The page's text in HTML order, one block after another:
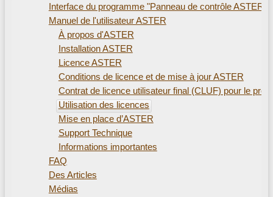
Interface du programme "Panneau de contrôle ASTER"
Manuel de l'utilisateur ASTER
À propos d'ASTER
Installation ASTER
Licence ASTER
Conditions de licence et de mise à jour ASTER
Contrat de licence utilisateur final (CLUF) pour le
Utilisation des licences
Mise en place d’ASTER
Support Technique
Informations importantes
FAQ
Des Articles
Médias